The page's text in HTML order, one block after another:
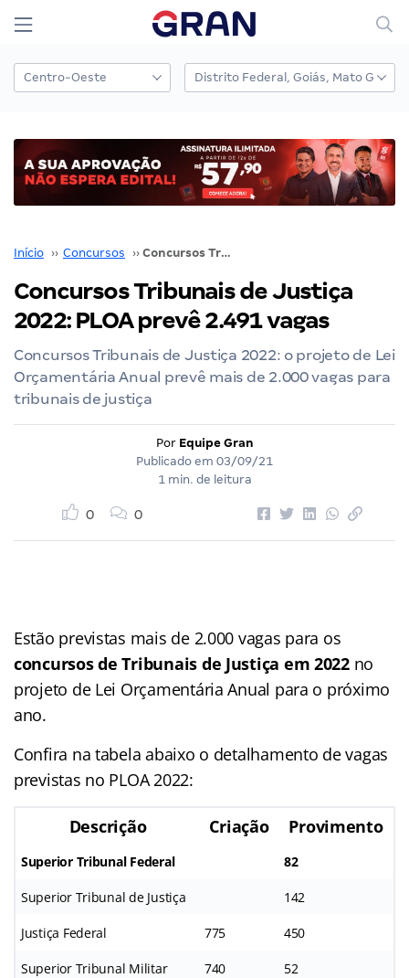
Início ›› Concursos ›› Concursos Tribunais de Justiça 2022: PLOA prevê 2.491 vagas
Concursos Tribunais de Justiça
2022: PLOA prevê 2.491 vagas
Concursos Tribunais de Justiça 2022: o projeto de Lei
Orçamentária Anual prevê mais de 2.000 vagas para
tribunais de justiça
Por Equipe Gran
Publicado em 03/09/21
1 min. de leitura
0 0
Estão previstas mais de 2.000 vagas para os
concursos de Tribunais de Justiça em 2022no
projeto de Lei Orçamentária Anual para o próximo
ano.
Confira na tabela abaixo o detalhamento de vagas
previstas no PLOA 2022:
Descrição Criação Provimento
Superior Tribunal Federal 82
Superior Tribunal de Justiça 142
Justiça Federal 775 450
Superior Tribunal Militar 740 52